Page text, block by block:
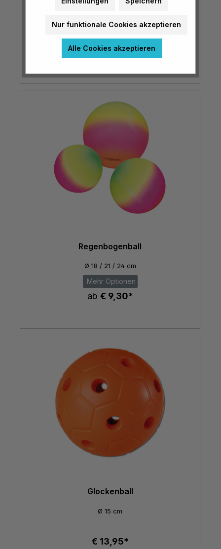
Ø 20 cm
€ 25,90*
Regenbogenball
Ø 18 / 21 / 24 cm
Mehr Optionen
ab € 9,30*
Glockenball
Ø 15 cm
€ 13,95*
Nur funktionale Cookies akzeptieren
Alle Cookies akzeptieren